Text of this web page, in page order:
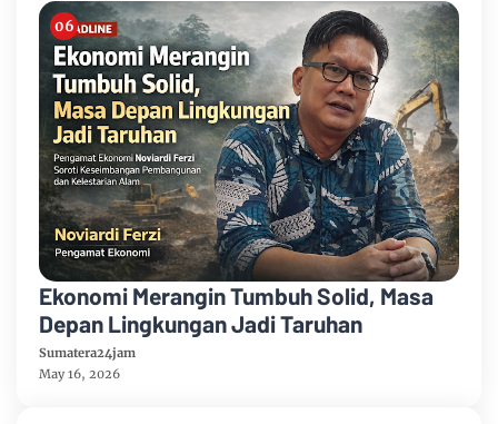
Ekonomi Merangin Tumbuh Solid, Masa
Depan Lingkungan Jadi Taruhan
Sumatera24jam
May 16, 2026